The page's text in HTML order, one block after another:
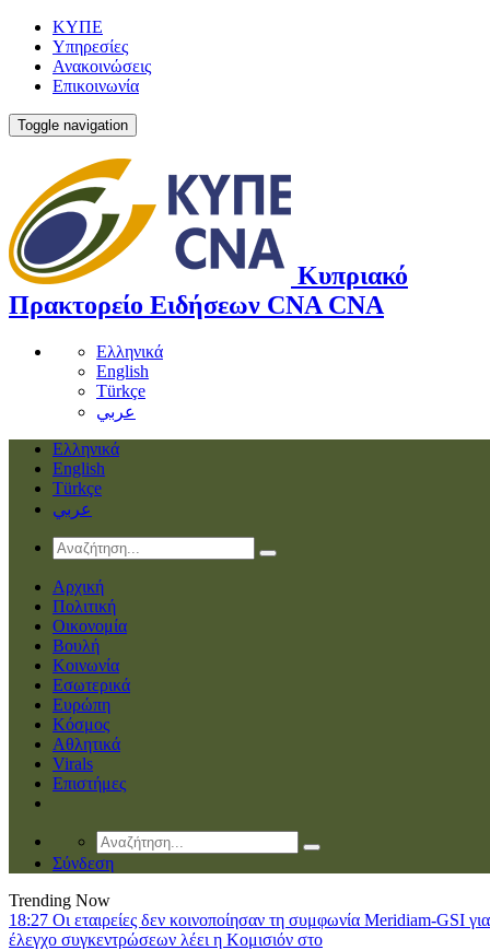
ΚΥΠΕ
Υπηρεσίες
Ανακοινώσεις
Επικοινωνία
Toggle navigation
Κυπριακό
Πρακτορείο Ειδήσεων CNA CNA
Ελληνικά
English
Türkçe
عربي
Ελληνικά
English
Türkçe
عربي
Αρχική
Πολιτική
Οικονομία
Βουλή
Κοινωνία
Εσωτερικά
Ευρώπη
Κόσμος
Αθλητικά
Virals
Επιστήμες
Σύνδεση
Trending Now
18:27 Οι εταιρείες δεν κοινοποίησαν τη συμφωνία Meridiam-GSI για
έλεγχο συγκεντρώσεων λέει η Κομισιόν στο